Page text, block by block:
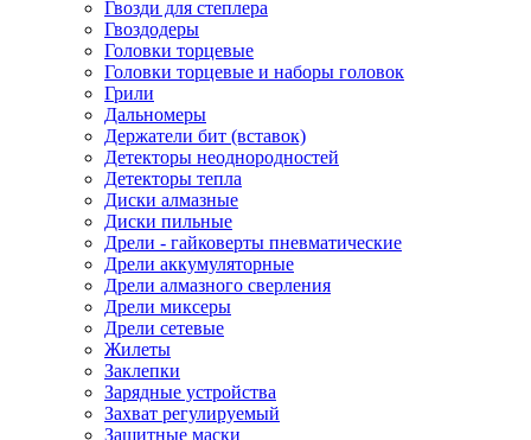
Гвозди для степлера
Гвоздодеры
Головки торцевые
Головки торцевые и наборы головок
Грили
Дальномеры
Держатели бит (вставок)
Детекторы неоднородностей
Детекторы тепла
Диски алмазные
Диски пильные
Дрели - гайковерты пневматические
Дрели аккумуляторные
Дрели алмазного сверления
Дрели миксеры
Дрели сетевые
Жилеты
Заклепки
Зарядные устройства
Захват регулируемый
Защитные маски